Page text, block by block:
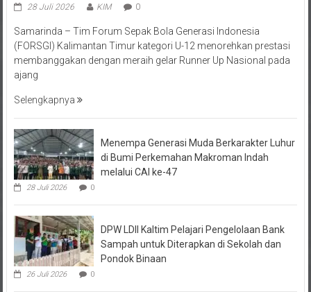
28 Juli 2026 KIM 0
Samarinda – Tim Forum Sepak Bola Generasi Indonesia
(FORSGI) Kalimantan Timur kategori U-12 menorehkan prestasi
membanggakan dengan meraih gelar Runner Up Nasional pada
ajang
Selengkapnya
Menempa Generasi Muda Berkarakter Luhur
di Bumi Perkemahan Makroman Indah
melalui CAI ke-47
28 Juli 2026 0
DPW LDII Kaltim Pelajari Pengelolaan Bank
Sampah untuk Diterapkan di Sekolah dan
Pondok Binaan
26 Juli 2026 0